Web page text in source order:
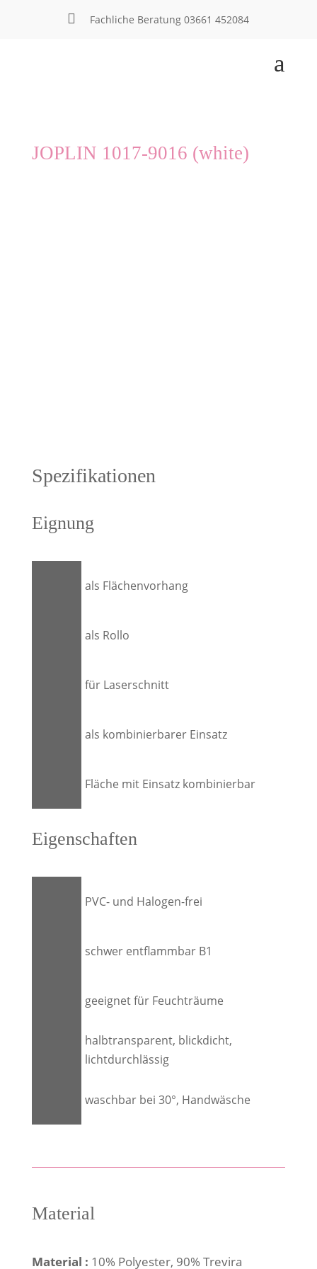
 Fachliche Beratung03661 452084
a
JOPLIN 1017-9016 (white)
Spezifikationen
Eignung
als Flächenvorhang
als Rollo
für Laserschnitt
als kombinierbarer Einsatz
Fläche mit Einsatz kombinierbar
Eigenschaften
PVC- und Halogen-frei
schwer entflammbar B1
geeignet für Feuchträume
halbtransparent, blickdicht,
lichtdurchlässig
waschbar bei 30°, Handwäsche
Material
Material : 10% Polyester, 90% Trevira